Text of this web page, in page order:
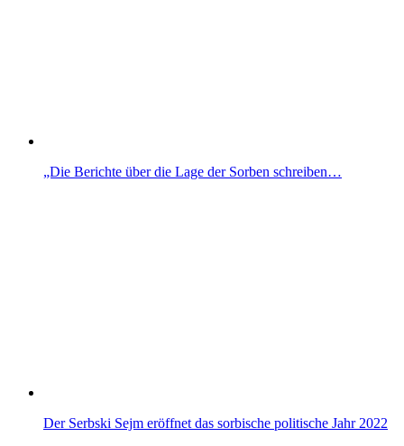
„Die Berichte über die Lage der Sorben schreiben…
Der Serbski Sejm eröffnet das sorbische politische Jahr 2022